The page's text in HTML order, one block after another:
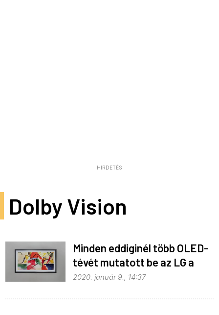
HIRDETÉS
Dolby Vision
Minden eddiginél több OLED-
tévét mutatott be az LG a
CES-en
2020. január 9., 14:37